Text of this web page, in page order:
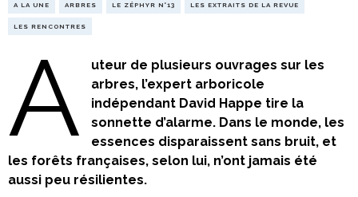
A LA UNE ARBRES LE ZÉPHYR N°13 LES EXTRAITS DE LA REVUE
LES RENCONTRES
A
uteur de plusieurs ouvrages sur les
arbres, l’expert arboricole
indépendant David Happe tire la
sonnette d’alarme. Dans le monde, les
essences disparaissent sans bruit, et
les forêts françaises, selon lui, n’ont jamais été
aussi peu résilientes.